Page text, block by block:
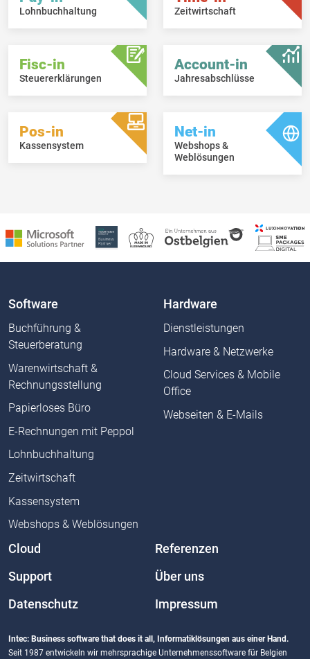
Lohnbuchhaltung Zeitwirtschaft
Fisc-in
Steuererklärungen
Account-in
Jahresabschlüsse
Pos-in
Kassensystem
Net-in
Webshops &
Weblösungen
Software
Buchführung &
Steuerberatung
Warenwirtschaft &
Rechnungsstellung
Papierloses Büro
E-Rechnungen mit Peppol
Lohnbuchhaltung
Zeitwirtschaft
Kassensystem
Webshops & Weblösungen
Hardware
Dienstleistungen
Hardware & Netzwerke
Cloud Services & Mobile
Office
Webseiten & E-Mails
Cloud Referenzen
Support Über uns
Datenschutz Impressum
Intec: Business software that does it all, Informatiklösungen aus einer Hand.
Seit 1987 entwickeln wir mehrsprachige Unternehmenssoftware für Belgien